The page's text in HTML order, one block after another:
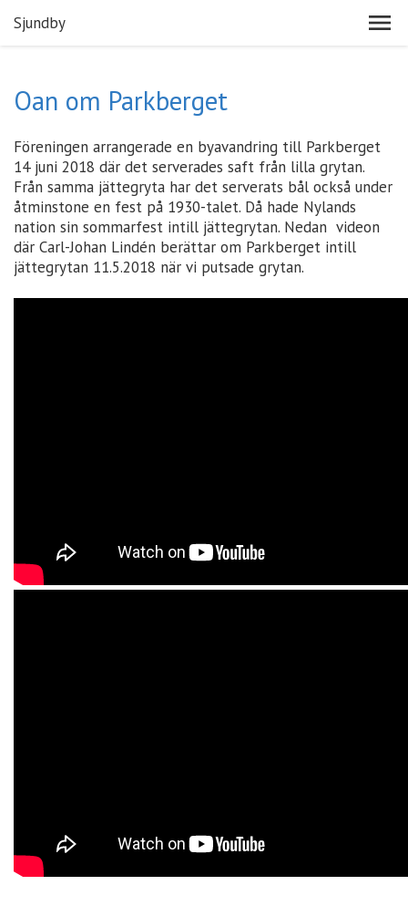
Sjundby
Oan om Parkberget
Föreningen arrangerade en byavandring till Parkberget
14 juni 2018 där det serverades saft från lilla grytan.
Från samma jättegryta har det serverats bål också under
åtminstone en fest på 1930-talet. Då hade Nylands
nation sin sommarfest intill jättegrytan. Nedan videon
där Carl-Johan Lindén berättar om Parkberget intill
jättegrytan 11.5.2018 när vi putsade grytan.